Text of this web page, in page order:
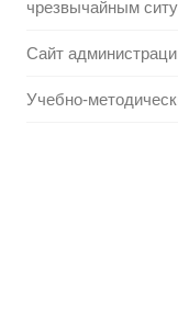
чрезвычайным
Сайт
Учебно-